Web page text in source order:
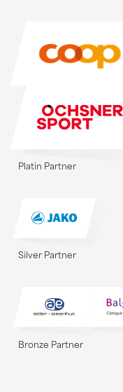
Platin Partner
Silver Partner
Bronze Partner